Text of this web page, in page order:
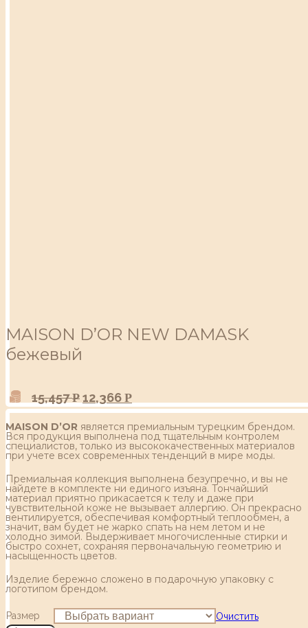
MAISON D’OR NEW DAMASK
бежевый
15,457Р 12,366 Р
MAISON D’OR является премиальным турецким брендом.
Вся продукция выполнена под тщательным контролем
специалистов, только из высококачественных материалов
при учете всех современных тенденций в мире моды.
Премиальная коллекция выполнена безупречно, и вы не
найдете в комплекте ни единого изъяна. Тончайший
материал приятно прикасается к телу и даже при
чувствительной коже не вызывает аллергию. Он прекрасно
вентилируется, обеспечивая комфортный теплообмен, а
значит, вам будет не жарко спать на нем летом и не
холодно зимой. Выдерживает многочисленные стирки и
быстро сохнет, сохраняя первоначальную геометрию и
насыщенность цветов.
Изделие бережно сложено в подарочную упаковку с
логотипом брендом.
Размер Очистить